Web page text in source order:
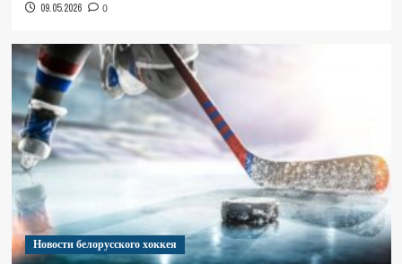
09.05.2026 0
Новости белорусского хоккея